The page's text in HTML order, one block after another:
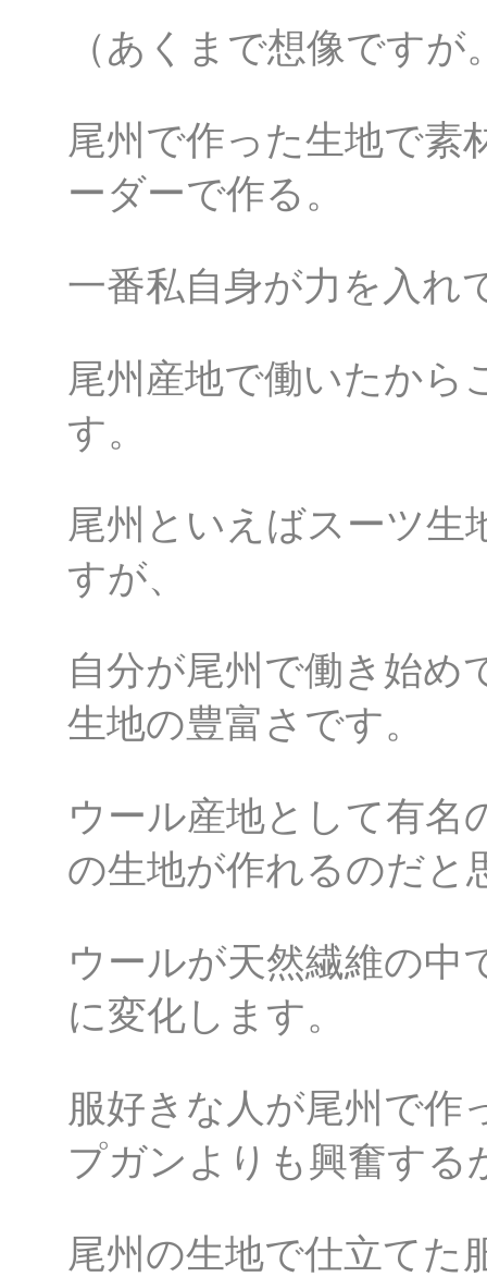
（あくまで想像ですが
尾州で作った生地で素
ーダーで作る。
一番私自身が力を入れ
尾州産地で働いたから
す。
尾州といえばスーツ生
すが、
自分が尾州で働き始め
生地の豊富さです。
ウール産地として有名
の生地が作れるのだと
ウールが天然繊維の中
に変化します。
服好きな人が尾州で作
プガンよりも興奮する
尾州の生地で仕立てた